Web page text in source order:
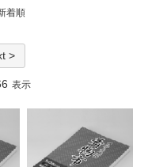
着順
>
表示